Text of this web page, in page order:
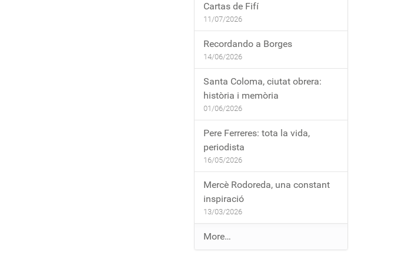
Cartas de Fifí
11/07/2026
Recordando a Borges
14/06/2026
Santa Coloma, ciutat obrera:
història i memòria
01/06/2026
Pere Ferreres: tota la vida,
periodista
16/05/2026
Mercè Rodoreda, una constant
inspiració
13/03/2026
E
n
More…